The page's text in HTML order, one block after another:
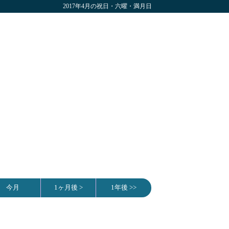
2017年4月の祝日・六曜・満月日
今月 1ヶ月後 > 1年後 >>